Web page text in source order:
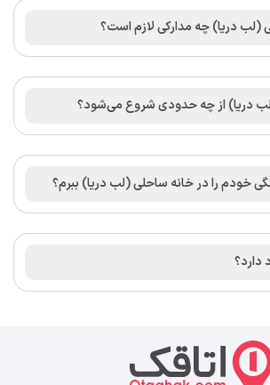
(لب دریا) چه مدارکی لازم است؟
دریا) از چه حدودی شروع می‌شود؟
خودم را در خانه ساحلی (لب دریا) ببرم؟
دارد؟